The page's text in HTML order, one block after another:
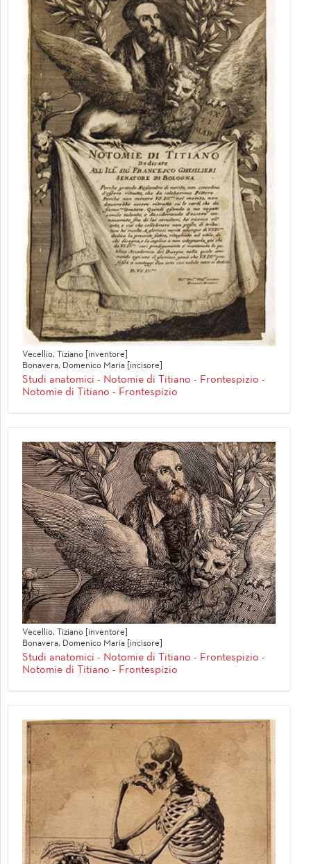
Vecellio, Tiziano [inventore]
Bonavera, Domenico Maria [incisore]
Studi anatomici - Notomie di Titiano - Frontespizio -
Notomie di Titiano - Frontespizio
Vecellio, Tiziano [inventore]
Bonavera, Domenico Maria [incisore]
Studi anatomici - Notomie di Titiano - Frontespizio -
Notomie di Titiano - Frontespizio